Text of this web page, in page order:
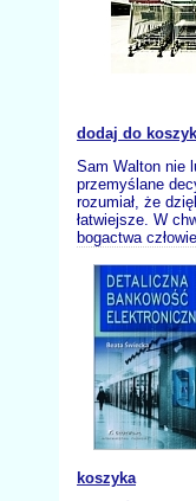
dodaj do
Sam Walton nie
przemyślane
rozumiał, że
łatwiejsze. W
bogactwa
koszyka